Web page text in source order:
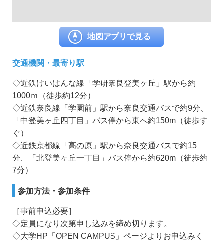
地図アプリで見る
交通機関・最寄り駅
◇近鉄けいはんな線「学研奈良登美ヶ丘」駅から約
1000ｍ（徒歩約12分）
◇近鉄奈良線「学園前」駅から奈良交通バスで約9分、
「中登美ヶ丘四丁目」バス停から東へ約150m（徒歩す
ぐ）
◇近鉄京都線「高の原」駅から奈良交通バスで約15
分、「北登美ヶ丘一丁目」バス停から約620m（徒歩約
7分）
参加方法・参加条件
［事前申込必要］
◇定員になり次第申し込みを締め切ります。
◇大学HP「OPEN CAMPUS」ページよりお申込みく